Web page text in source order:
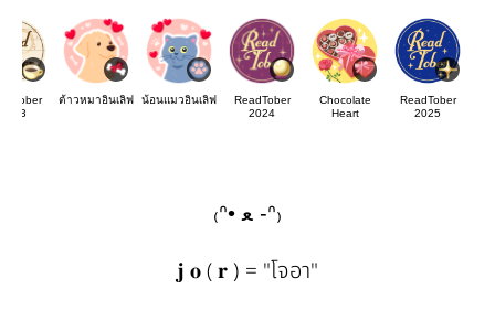
2023
ต้าวหมาอินเลิฟ น้อนแมวอินเลิฟ
ReadTober
2024
Chocolate
Heart
ReadTober
2025
₍ᐢ• ﻌ -ᐢ₎
𝐣 𝐨 ( 𝐫 ) = "โจอา"